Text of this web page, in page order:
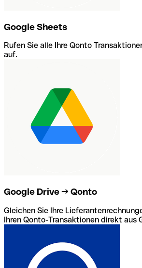
Google Sheets
Rufen Sie alle Ihre Qonto
auf.
Google Drive → Qonto
Gleichen Sie Ihre
Ihren Qonto-Transaktionen direkt aus